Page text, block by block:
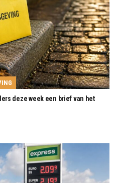
deze week een brief van het